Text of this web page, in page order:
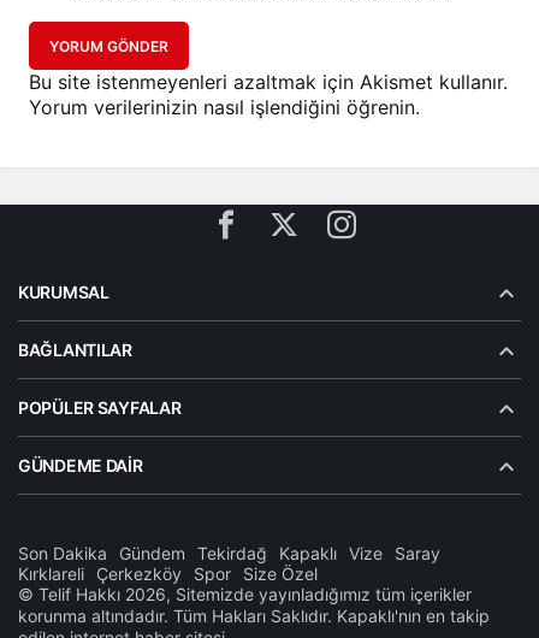
YORUM GÖNDER
Bu site istenmeyenleri azaltmak için Akismet kullanır.
Yorum verilerinizin nasıl işlendiğini öğrenin.
KURUMSAL
BAĞLANTILAR
POPÜLER SAYFALAR
GÜNDEME DAIR
Son Dakika Gündem Tekirdağ Kapaklı Vize
Saray
Kırklareli
Çerkezköy Spor
Size Özel
© Telif Hakkı 2026, Sitemizde yayınladığımız tüm içerikler
korunma altındadır. Tüm Hakları Saklıdır. Kapaklı'nın en takip